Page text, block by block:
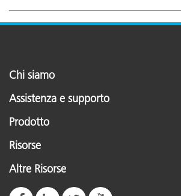
Chi siamo
Assistenza e supporto
Prodotto
Risorse
Altre Risorse